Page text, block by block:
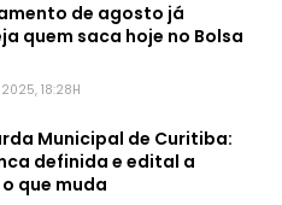
de agosto já
quem saca hoje no Bolsa
2025, 18:28H
Municipal de Curitiba:
definida e edital a
que muda